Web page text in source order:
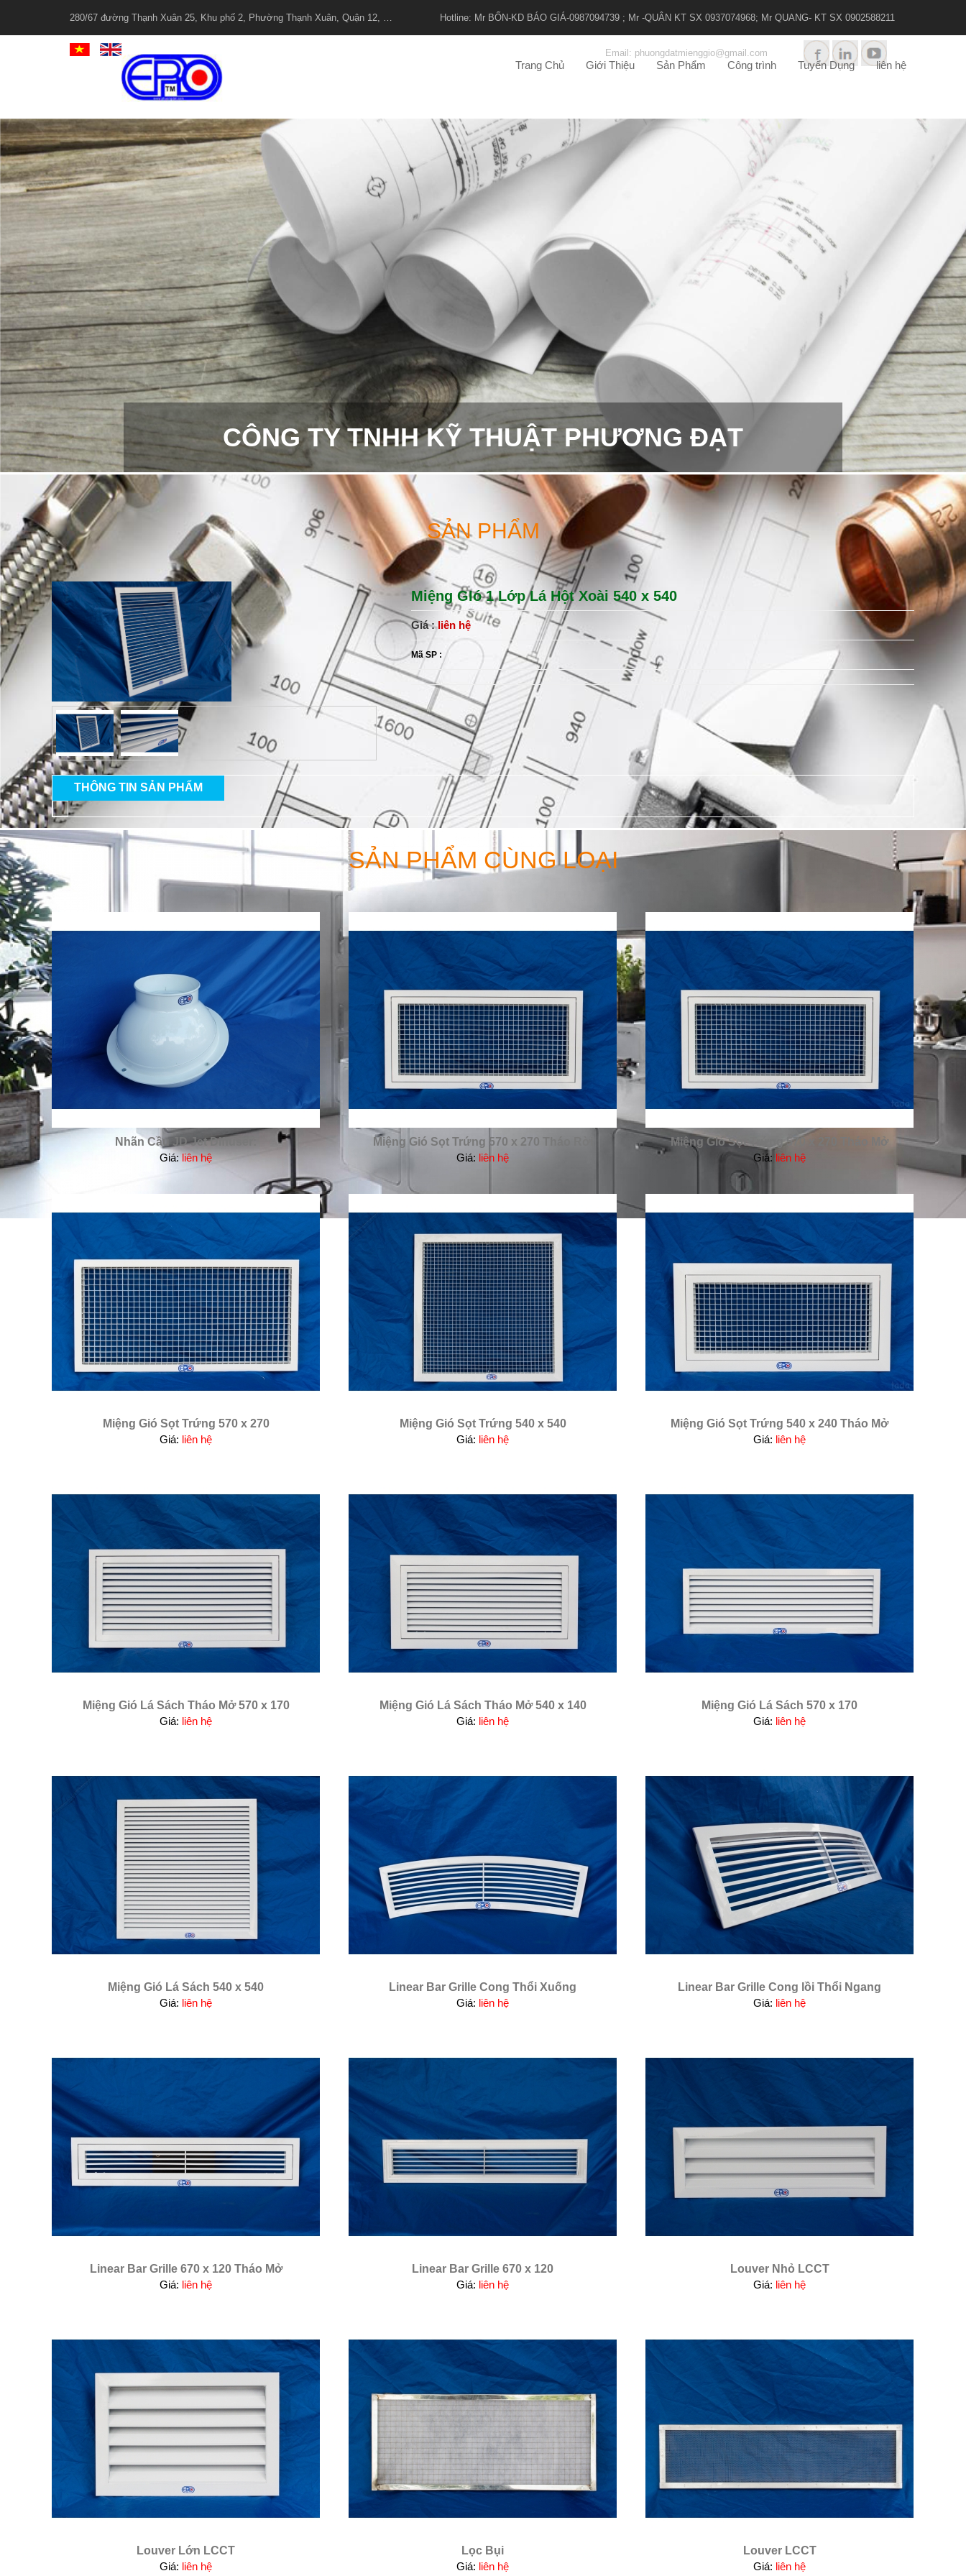
280/67 đường Thạnh Xuân 25, Khu phố 2, Phường Thạnh Xuân, Quận 12, TPHCM, Việt Nam Hotline: Mr BỐN-KD BÁO GIÁ-0987094739 ; Mr -QUÂN KT SX 0937074968; Mr QUANG- KT SX 0902588211
Email: phuongdatmienggio@gmail.com
liên hệ
Tuyển Dụng
Công trình
Sản Phẩm
Giới Thiệu
Trang Chủ
CÔNG TY TNHH KỸ THUẬT PHƯƠNG ĐẠT
SẢN PHẨM
Miệng GIó 1 Lớp Lá Hột Xoài 540 x 540
Giá :liên hệ
Mã SP :
THÔNG TIN SẢN PHẨM
SẢN PHẨM CÙNG LOẠI
Nhãn Cầu JD Jet Diffuser:
Giá:liên hệ
Miệng Gió Sọt Trứng 570 x 270 Tháo Rời
Giá: liên hệ
Miệng Gió Sọt Trứng 570 x 270 Tháo Mở
Giá: liên hệ
Miệng Gió Sọt Trứng 570 x 270
Giá: liên hệ
Miệng Gió Sọt Trứng 540 x 540
Giá: liên hệ
Miệng Gió Sọt Trứng 540 x 240 Tháo Mở
Giá: liên hệ
Miệng Gió Lá Sách Tháo Mở 570 x 170
Giá: liên hệ
Miệng Gió Lá Sách Tháo Mở 540 x 140
Giá: liên hệ
Miệng Gió Lá Sách 570 x 170
Giá: liên hệ
Miệng Gió Lá Sách 540 x 540
Giá: liên hệ
Linear Bar Grille Cong Thổi Xuống
Giá: liên hệ
Linear Bar Grille Cong lồi Thổi Ngang
Giá: liên hệ
Linear Bar Grille 670 x 120 Tháo Mở
Giá: liên hệ
Linear Bar Grille 670 x 120
Giá: liên hệ
Louver Nhỏ LCCT
Giá: liên hệ
Louver Lớn LCCT
Giá: liên hệ
Lọc Bụi
Giá: liên hệ
Louver LCCT
Giá: liên hệ